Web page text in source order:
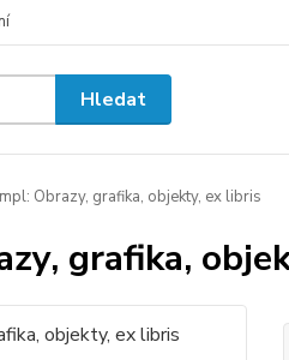
Hledat
Obrazy, grafika, objekty, ex libris
grafika,